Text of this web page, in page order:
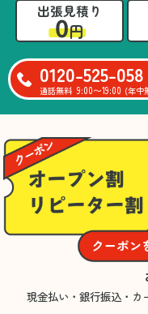
出張見積り
0円
0120-525-058
通話無料 9:00〜19:00 (年中
現金払い・銀行振込・カ